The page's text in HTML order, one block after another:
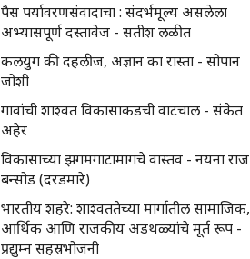
पैस पर्यावरणसंवादाचा : संदर्भमूल्य असलेला
अभ्यासपूर्ण दस्तावेज - सतीश लळीत
कलयुग की दहलीज, अज्ञान का रास्ता - सोपान
जोशी
गावांची शाश्वत विकासाकडची वाटचाल - संकेत
अहेर
विकासाच्या झगमगाटामागचे वास्तव - नयना राज
बन्सोड (दरडमारे)
भारतीय शहरे: शाश्वततेच्या मार्गातील सामाजिक,
आर्थिक आणि राजकीय अडथळ्यांचे मूर्त रूप -
प्रद्युम्न सहस्रभोजनी